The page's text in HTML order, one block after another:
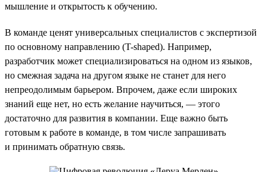
мышление и открытость к обучению.
В команде ценят универсальных специалистов с экспертизой
по основному направлению (T-shaped). Например,
разработчик может специализироваться на одном из языков,
но смежная задача на другом языке не станет для него
непреодолимым барьером. Впрочем, даже если широких
знаний еще нет, но есть желание научиться, — этого
достаточно для развития в компании. Еще важно быть
готовым к работе в команде, в том числе запрашивать
и принимать обратную связь.